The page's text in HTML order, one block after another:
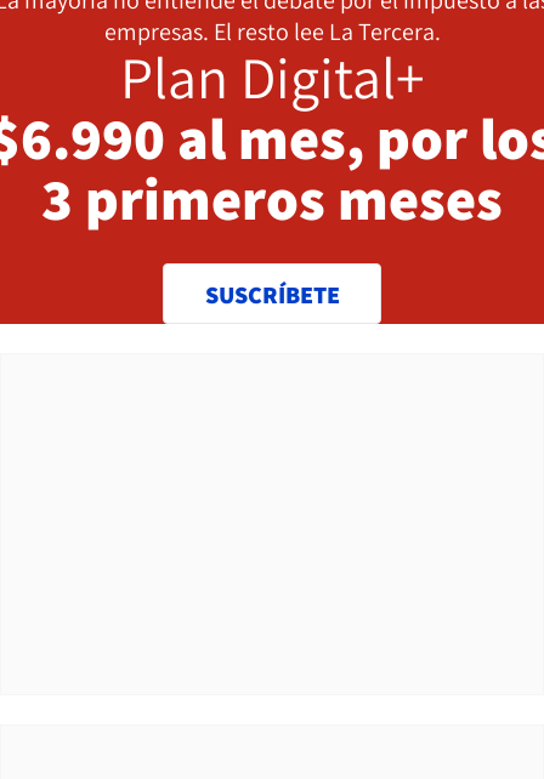
empresas. El resto lee La Tercera.
Plan Digital+
al mes, por
3 primeros meses
SUSCRÍBETE